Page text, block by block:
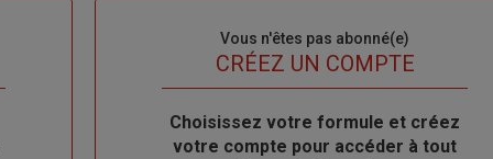
Vous n'êtes pas abonné(e)
TITRECRÉEZ UN COMPTE
Body
Choisissez votre formule et créez
votre compte pour accéder à tout